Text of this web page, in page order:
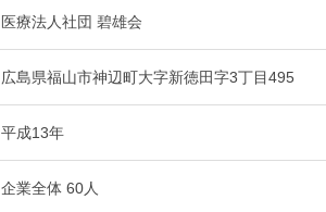
医療法人社団 碧雄会
広島県福山市神辺町大字新徳田字3丁目495
平成13年
企業全体 60人